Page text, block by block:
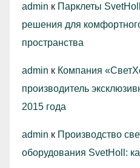
admin к Парклеты
решения для
пространства
admin к Компания
производитель
2015 года
admin к Производство
оборудования SvetHoll: